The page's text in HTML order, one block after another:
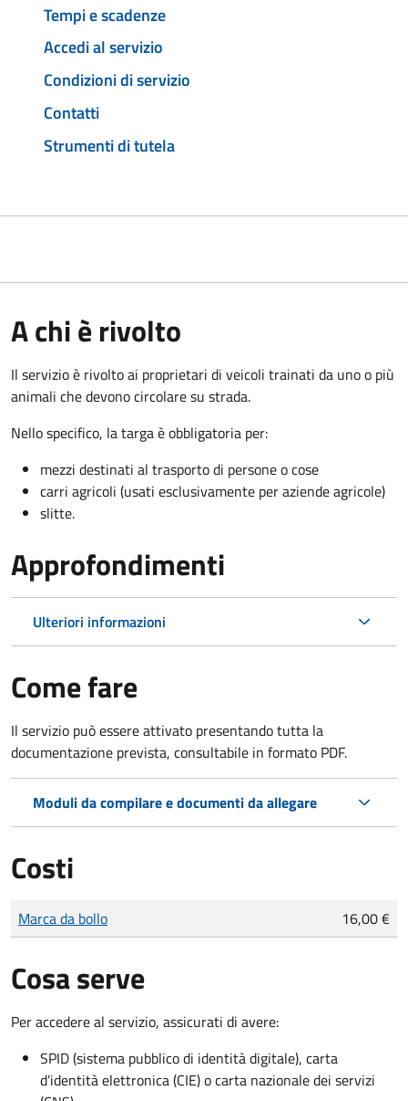
Tempi e scadenze
Accedi al servizio
Condizioni di servizio
Contatti
Strumenti di tutela
A chi è rivolto
Il servizio è rivolto ai proprietari di veicoli trainati da uno o più
animali che devono circolare su strada.
Nello specifico, la targa è obbligatoria per:
mezzi destinati al trasporto di persone o cose
carri agricoli (usati esclusivamente per aziende agricole)
slitte.
Approfondimenti
Ulteriori informazioni
Come fare
Il servizio può essere attivato presentando tutta la
documentazione prevista, consultabile in formato PDF.
Moduli da compilare e documenti da allegare
Costi
Tipo di pagamento
Importo
Marca da bollo 16,00 €
Cosa serve
Per accedere al servizio, assicurati di avere:
SPID (sistema pubblico di identità digitale), carta
d’identità elettronica (CIE) o carta nazionale dei servizi